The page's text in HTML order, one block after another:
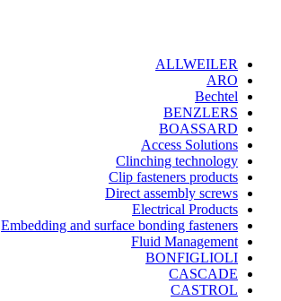
ALLWEILER
ARO
Bechtel
BENZLERS
BOASSARD
Access Solutions
Clinching technology
Clip fasteners products
Direct assembly screws
Electrical Products
Embedding and surface bonding fasteners
Fluid Management
BONFIGLIOLI
CASCADE
CASTROL